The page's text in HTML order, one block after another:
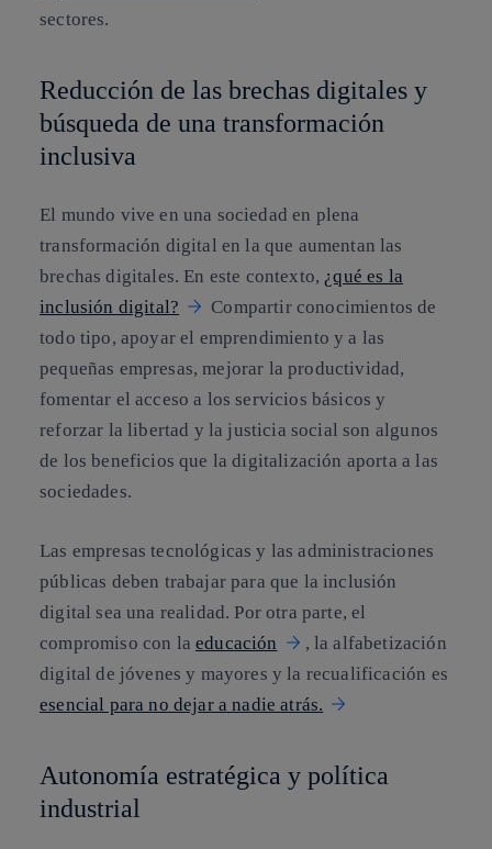
sectores.
Reducción de las brechas digitales y
búsqueda de una transformación
inclusiva
El mundo vive en una sociedad en plena
transformación digital en la que aumentan las
brechas digitales. En este contexto, ¿qué es la
inclusión digital?
Compartir conocimientos de
todo tipo, apoyar el emprendimiento y a las
pequeñas empresas, mejorar la productividad,
fomentar el acceso a los servicios básicos y
reforzar la libertad y la justicia social son algunos
de los beneficios que la digitalización aporta a las
sociedades.
Las empresas tecnológicas y las administraciones
públicas deben trabajar para que la inclusión
digital sea una realidad. Por otra parte, el
compromiso con laeducación
, la alfabetización
digital de jóvenes y mayores y la recualificación es
esencial para no dejar a nadie atrás.
Autonomía estratégica y política
industrial